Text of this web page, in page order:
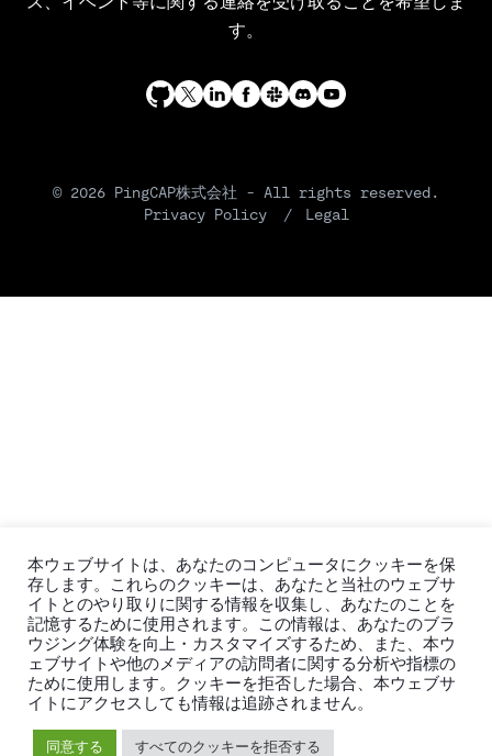
す。
© 2026 PingCAP株式会社 - All rights reserved.
Privacy Policy
Legal
本ウェブサイトは、あなたのコンピュータにクッキーを保
存します。これらのクッキーは、あなたと当社のウェブサ
イトとのやり取りに関する情報を収集し、あなたのことを
記憶するために使用されます。この情報は、あなたのブラ
ウジング体験を向上・カスタマイズするため、また、本ウ
ェブサイトや他のメディアの訪問者に関する分析や指標の
ために使用します。クッキーを拒否した場合、本ウェブサ
イトにアクセスしても情報は追跡されません。
同意する すべてのクッキーを拒否する